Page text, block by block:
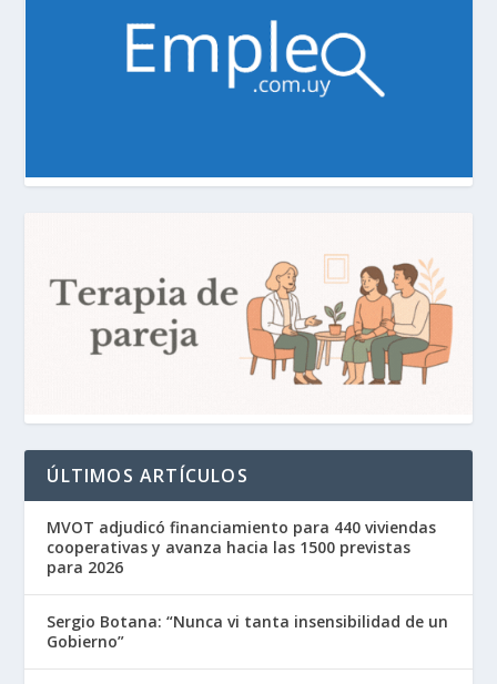
ÚLTIMOS ARTÍCULOS
MVOT adjudicó financiamiento para 440 viviendas
cooperativas y avanza hacia las 1500 previstas
para 2026
Sergio Botana: “Nunca vi tanta insensibilidad de un
Gobierno”